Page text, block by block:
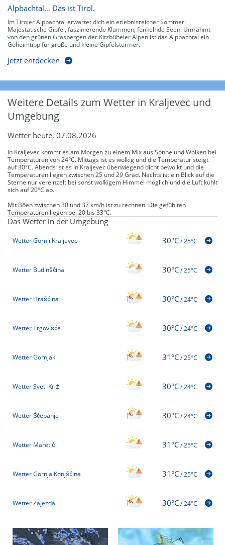
Alpbachtal… Das ist Tirol.
Im Tiroler Alpbachtal erwartet dich ein erlebnisreicher Sommer:
Majestätische Gipfel, faszinierende Klammen, funkelnde Seen. Umrahmt
von den grünen Grasbergen der Kitzbüheler Alpen ist das Alpbachtal ein
Geheimtipp für große und kleine Gipfelstürmer.
Jetzt entdecken
Weitere Details zum Wetter in Kraljevec und
Umgebung
Wetter heute, 07.08.2026
In Kraljevec kommt es am Morgen zu einem Mix aus Sonne und Wolken bei
Temperaturen von 24°C. Mittags ist es wolkig und die Temperatur steigt
auf 30°C. Abends ist es in Kraljevec überwiegend dicht bewölkt und die
Temperaturen liegen zwischen 25 und 29 Grad. Nachts ist ein Blick auf die
Sterne nur vereinzelt bei sonst wolkigem Himmel möglich und die Luft kühlt
sich auf 20°C ab.
Mit Böen zwischen 30 und 37 km/h ist zu rechnen. Die gefühlten
Temperaturen liegen bei 20 bis 33°C.
Das Wetter in der Umgebung
Wetter Gornji Kraljevec 30°C/25°C
Wetter Budinšćina 30°C/25°C
Wetter Hrašćina 30°C/24°C
Wetter Trgovišće 30°C/24°C
Wetter Gornjaki 31°C/25°C
Wetter Sveti Križ 30°C/24°C
Wetter Šćepanje 30°C/24°C
Wetter Maretić 31°C/25°C
Wetter Gornja Konjšćina 31°C/25°C
Wetter Zajezda 30°C/24°C